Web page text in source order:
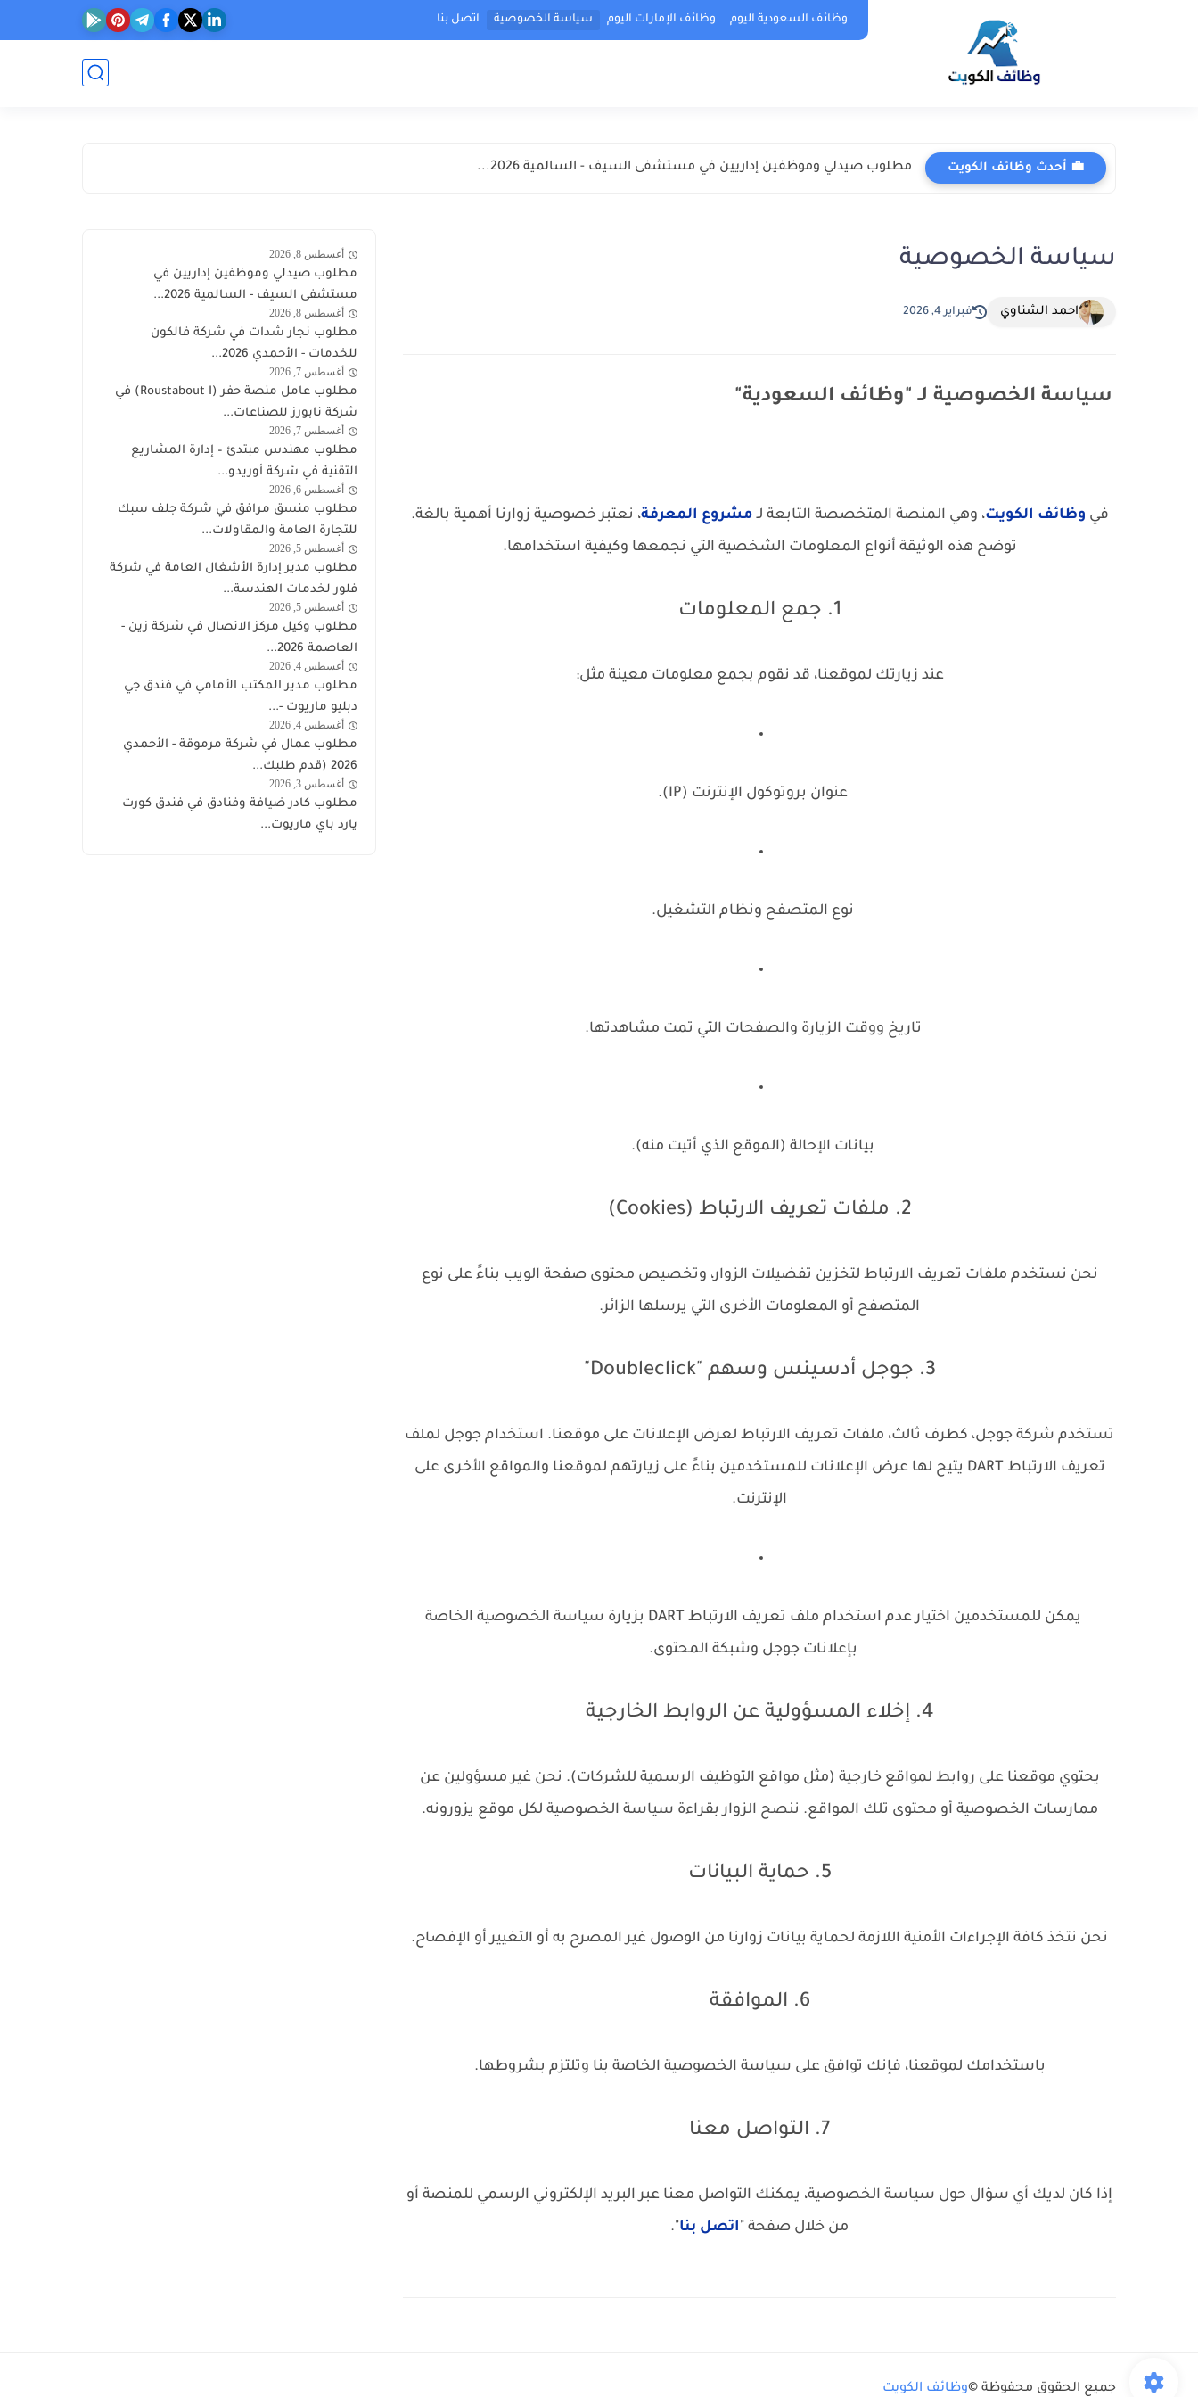
وظائف السعودية اليوم وظائف الإمارات اليوم سياسة الخصوصية اتصل بنا
💼 أحدث وظائف الكويت مطلوب صيدلي وموظفين إداريين في مستشفى السيف - السالمية 2026...
سياسة الخصوصية
احمد الشناوي فبراير 4, 2026
سياسة الخصوصية لـ "وظائف السعودية"
في وظائف الكويت، وهي المنصة المتخصصة التابعة لـ مشروع المعرفة، نعتبر خصوصية زوارنا أهمية بالغة.
توضح هذه الوثيقة أنواع المعلومات الشخصية التي نجمعها وكيفية استخدامها.
1. جمع المعلومات
عند زيارتك لموقعنا، قد نقوم بجمع معلومات معينة مثل:
عنوان بروتوكول الإنترنت (IP).
نوع المتصفح ونظام التشغيل.
تاريخ ووقت الزيارة والصفحات التي تمت مشاهدتها.
بيانات الإحالة (الموقع الذي أتيت منه).
2. ملفات تعريف الارتباط (Cookies)
نحن نستخدم ملفات تعريف الارتباط لتخزين تفضيلات الزوار، وتخصيص محتوى صفحة الويب بناءً على نوع
المتصفح أو المعلومات الأخرى التي يرسلها الزائر.
3. جوجل أدسينس وسهم "Doubleclick"
تستخدم شركة جوجل، كطرف ثالث، ملفات تعريف الارتباط لعرض الإعلانات على موقعنا. استخدام جوجل لملف
تعريف الارتباط DART يتيح لها عرض الإعلانات للمستخدمين بناءً على زيارتهم لموقعنا والمواقع الأخرى على
الإنترنت.
يمكن للمستخدمين اختيار عدم استخدام ملف تعريف الارتباط DART بزيارة سياسة الخصوصية الخاصة
بإعلانات جوجل وشبكة المحتوى.
4. إخلاء المسؤولية عن الروابط الخارجية
يحتوي موقعنا على روابط لمواقع خارجية (مثل مواقع التوظيف الرسمية للشركات). نحن غير مسؤولين عن
ممارسات الخصوصية أو محتوى تلك المواقع. ننصح الزوار بقراءة سياسة الخصوصية لكل موقع يزورونه.
5. حماية البيانات
نحن نتخذ كافة الإجراءات الأمنية اللازمة لحماية بيانات زوارنا من الوصول غير المصرح به أو التغيير أو الإفصاح.
6. الموافقة
باستخدامك لموقعنا، فإنك توافق على سياسة الخصوصية الخاصة بنا وتلتزم بشروطها.
7. التواصل معنا
إذا كان لديك أي سؤال حول سياسة الخصوصية، يمكنك التواصل معنا عبر البريد الإلكتروني الرسمي للمنصة أو
من خلال صفحة "اتصل بنا".
وظائف
الكويت
اليوم
أغسطس 8, 2026
مطلوب صيدلي وموظفين إداريين في
مستشفى السيف - السالمية 2026...
وظائف
الكويت
اليوم
أغسطس 8, 2026
مطلوب نجار شدات في شركة فالكون
للخدمات - الأحمدي 2026...
وظائف
الكويت
اليوم
أغسطس 7, 2026
مطلوب عامل منصة حفر (Roustabout I) في
شركة نابورز للصناعات...
وظائف
أوريدو
أغسطس 7, 2026
مطلوب مهندس مبتدئ – إدارة المشاريع
التقنية في شركة أوريدو...
وظائف
الكويت
اليوم
أغسطس 6, 2026
مطلوب منسق مرافق في شركة جلف سبك
للتجارة العامة والمقاولات...
وظائف
الكويت
اليوم
أغسطس 5, 2026
مطلوب مدير إدارة الأشغال العامة في شركة
فلور لخدمات الهندسة...
توظيف
شركة
زين
أغسطس 5, 2026
مطلوب وكيل مركز الاتصال في شركة زين -
العاصمة 2026...
وظائف
الكويت
اليوم
أغسطس 4, 2026
مطلوب مدير المكتب الأمامي في فندق جي
دبليو ماريوت -...
الكويت
أغسطس 4, 2026
مطلوب عمال في شركة مرموقة - الأحمدي
2026 (قدم طلبك...
وظائف
الكويت
أغسطس 3, 2026
مطلوب كادر ضيافة وفنادق في فندق كورت
يارد باي ماريوت...
جميع الحقوق محفوظة ©وظائف الكويت